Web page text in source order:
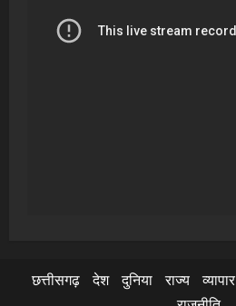
छत्तीसगढ़ देश दुनिया राज्य व्यापार